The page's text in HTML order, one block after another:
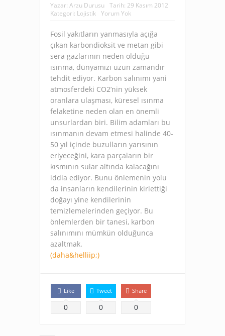
Yazar: Arzu Durusu Tarih: 29 Kasım 2012
Kategori: Lojistik Yorum Yok
Fosil yakıtların yanmasıyla açığa
çıkan karbondioksit ve metan gibi
sera gazlarının neden olduğu
ısınma, dünyamızı uzun zamandır
tehdit ediyor. Karbon salınımı yani
atmosferdeki CO2’nin yüksek
oranlara ulaşması, küresel ısınma
felaketine neden olan en önemli
unsurlardan biri. Bilim adamları bu
ısınmanın devam etmesi halinde 40-
50 yıl içinde buzulların yarısının
eriyeceğini, kara parçaların bir
kısmının sular altında kalacağını
iddia ediyor. Bunu önlemenin yolu
da insanların kendilerinin kirlettiği
doğayı yine kendilerinin
temizlemelerinden geçiyor. Bu
önlemlerden bir tanesi, karbon
salınımını mümkün olduğunca
azaltmak.
(daha&helliip;)
Like
0
Tweet
0
Share
0